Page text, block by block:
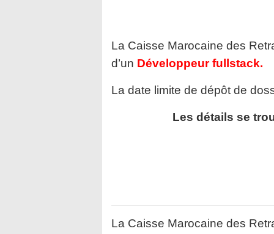
La Caisse Marocaine des
d’un Développeur fullstack.
La date limite de dépôt de
Les détails se
La Caisse Marocaine des